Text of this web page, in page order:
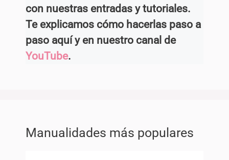
con nuestras entradas y tutoriales.
Te explicamos cómo hacerlas paso a
paso aquí y en nuestro canal de
YouTube.
Manualidades más populares